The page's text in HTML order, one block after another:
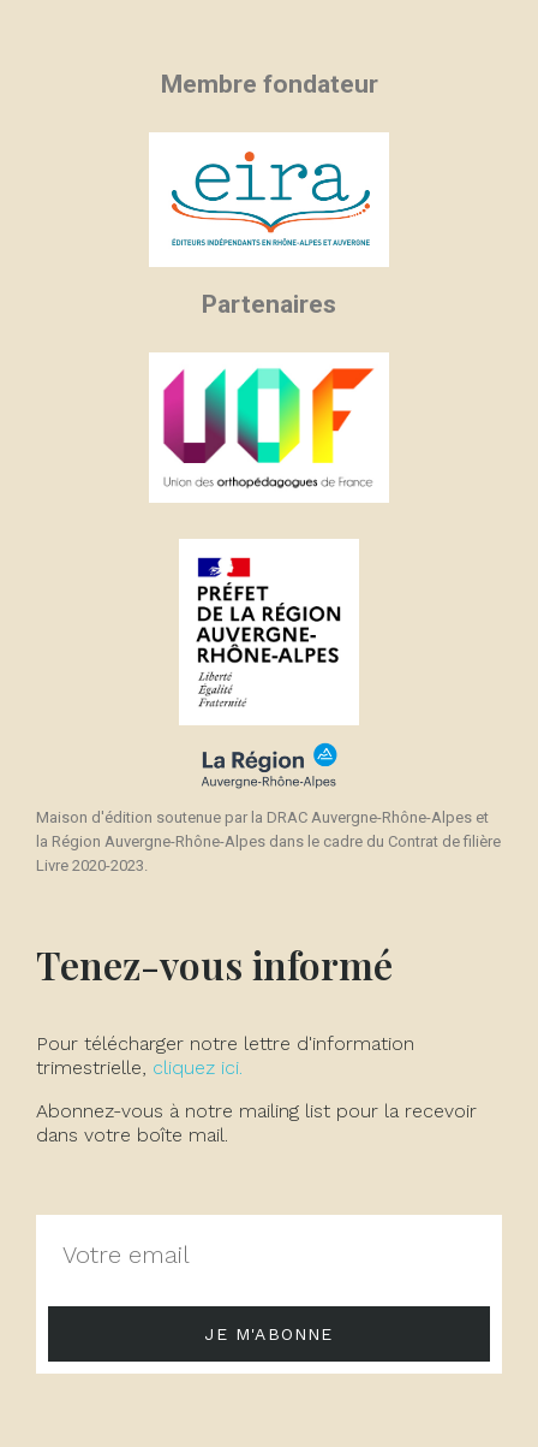
Membre fondateur
Partenaires
Maison d'édition soutenue par la DRAC Auvergne-Rhône-Alpes et
la Région Auvergne-Rhône-Alpes dans le cadre du Contrat de filière
Livre 2020-2023.
Tenez-vous informé
Pour télécharger notre lettre d'information
trimestrielle, cliquez ici.
Abonnez-vous à notre mailing list pour la recevoir
dans votre boîte mail.
JE M'ABONNE